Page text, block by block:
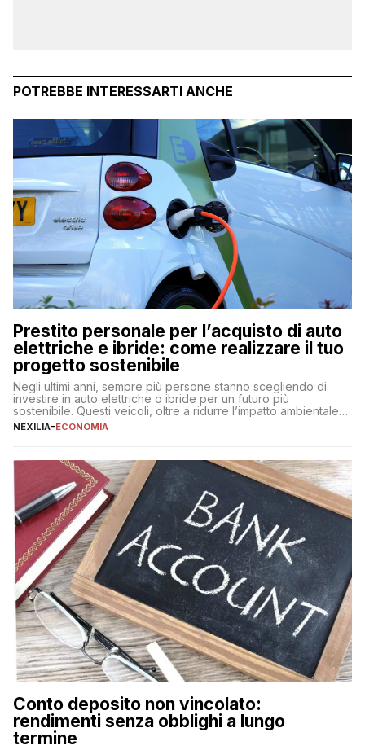
POTREBBE INTERESSARTI ANCHE
Prestito personale per l’acquisto di auto
elettriche e ibride: come realizzare il tuo
progetto sostenibile
Negli ultimi anni, sempre più persone stanno scegliendo di
investire in auto elettriche o ibride per un futuro più
sostenibile. Questi veicoli, oltre a ridurre l’impatto ambientale,
offrono vantaggi economici a lungo termine, come minori costi
fare se non […]
NEXILIA-ECONOMIA
Conto deposito non vincolato:
rendimenti senza obblighi a lungo
termine